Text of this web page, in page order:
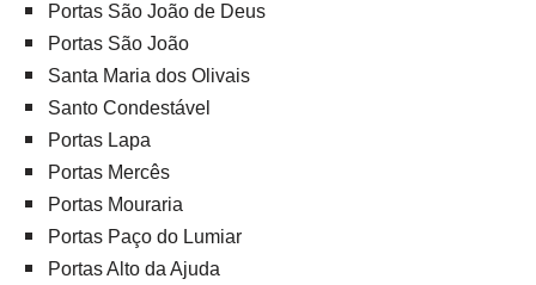
Portas São João de Deus
Portas São João
Santa Maria dos Olivais
Santo Condestável
Portas Lapa
Portas Mercês
Portas Mouraria
Portas Paço do Lumiar
Portas Alto da Ajuda